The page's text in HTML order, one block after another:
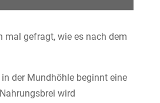
mal gefragt, wie es nach dem
der Mundhöhle beginnt eine
wird